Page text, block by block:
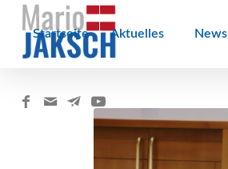
Startseite Aktuelles News